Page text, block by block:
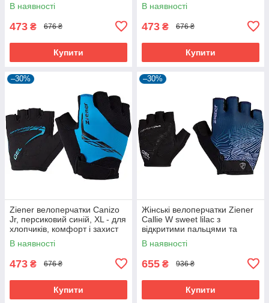
В наявності
473 ₴ 676 ₴
Купити
В наявності
473 ₴ 676 ₴
Купити
–30%
Ziener велоперчатки Canizo
Jr, персиковий синій, XL - для
хлопчиків, комфорт і захист
В наявності
473 ₴ 676 ₴
Купити
–30%
Жінські велоперчатки Ziener
Callie W sweet lilac з
відкритими пальцями та
дихаючою шкірою Amara
В наявності
655 ₴ 936 ₴
Купити